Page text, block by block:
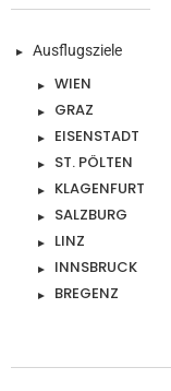
Ausflugsziele
WIEN
GRAZ
EISENSTADT
ST. PÖLTEN
KLAGENFURT
SALZBURG
LINZ
INNSBRUCK
BREGENZ